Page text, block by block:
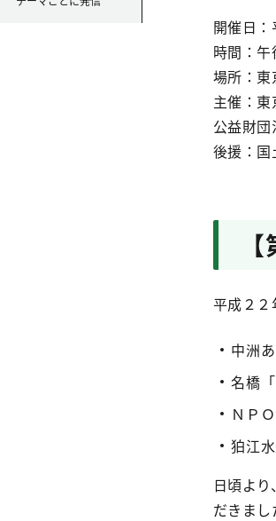
開催日：
時間：
場所：
主催：東
公益財
後援：
平成２
中洲
名橋
ＮＰ
狛江
日頃よ
だきまし